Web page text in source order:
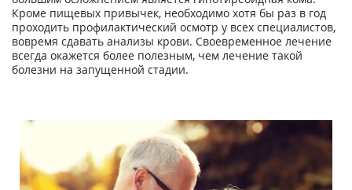
Кроме пищевых привычек, необходимо хотя бы раз в год
проходить профилактический осмотр у всех специалистов,
вовремя сдавать анализы крови. Своевременное лечение
всегда окажется более полезным, чем лечение такой
болезни на запущенной стадии.